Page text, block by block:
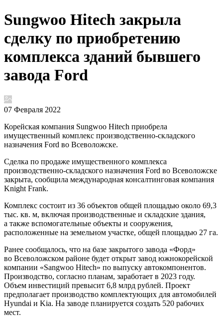
Sungwoo Hitech закрыла
сделку по приобретению
комплекса зданий бывшего
завода Ford
07 Февраля 2022
Корейская компания Sungwoo Hitech приобрела
имущественный комплекс производственно-складского
назначения Ford во Всеволожске.
Сделка по продаже имущественного комплекса
производственно-складского назначения Ford во Всеволожске
закрыта, сообщила международная консалтинговая компания
Knight Frank.
Комплекс состоит из 36 объектов общей площадью около 69,3
тыс. кв. м, включая производственные и складские здания,
а также вспомогательные объекты и сооружения,
расположенные на земельном участке, общей площадью 27 га.
Ранее сообщалось, что на базе закрытого завода «Форд»
во Всеволожском районе будет открыт завод южнокорейской
компании «Sangwoo Hitech» по выпуску автокомпонентов.
Производство, согласно планам, заработает в 2023 году.
Объем инвестиций превысит 6,8 млрд рублей. Проект
предполагает производство комплектующих для автомобилей
Hyundai и Kia. На заводе планируется создать 520 рабочих
мест.